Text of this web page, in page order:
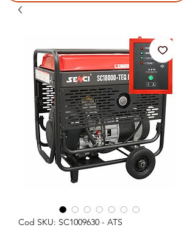
Cod SKU: SC1009630 - ATS